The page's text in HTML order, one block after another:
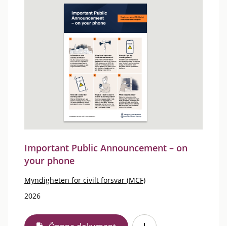
Important Public Announcement – on
your phone
Myndigheten för civilt försvar (MCF)
2026